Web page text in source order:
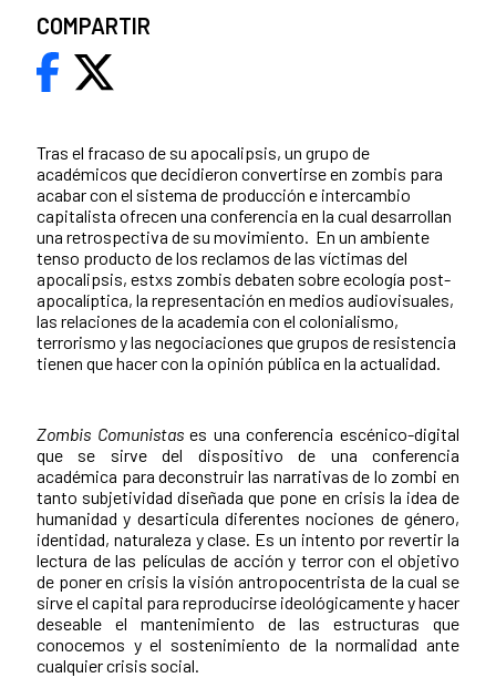
Tras el fracaso de su apocalipsis, un grupo de
académicos que decidieron convertirse en zombis para
acabar con el sistema de producción e intercambio
capitalista ofrecen una conferencia en la cual desarrollan
una retrospectiva de su movimiento. En un ambiente
tenso producto de los reclamos de las víctimas del
apocalipsis, estxs zombis debaten sobre ecología post-
apocalíptica, la representación en medios audiovisuales,
las relaciones de la academia con el colonialismo,
terrorismo y las negociaciones que grupos de resistencia
tienen que hacer con la opinión pública en la actualidad.
Zombis Comunistases una conferencia escénico-digital
que se sirve del dispositivo de una conferencia
académica para deconstruir las narrativas de lo zombi en
tanto subjetividad diseñada que pone en crisis la idea de
humanidad y desarticula diferentes nociones de género,
identidad, naturaleza y clase. Es un intento por revertir la
lectura de las películas de acción y terror con el objetivo
de poner en crisis la visión antropocentrista de la cual se
sirve el capital para reproducirse ideológicamente y hacer
deseable el mantenimiento de las estructuras que
conocemos y el sostenimiento de la normalidad ante
cualquier crisis social.
COMPARTIR